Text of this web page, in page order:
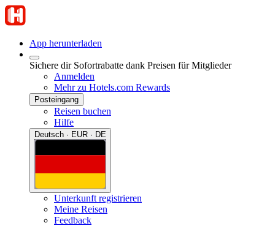
App herunterladen
Sichere dir Sofortrabatte dank Preisen für Mitglieder
Anmelden
Mehr zu Hotels.com Rewards
Posteingang
Reisen buchen
Hilfe
Deutsch · EUR · DE
Unterkunft registrieren
Meine Reisen
Feedback